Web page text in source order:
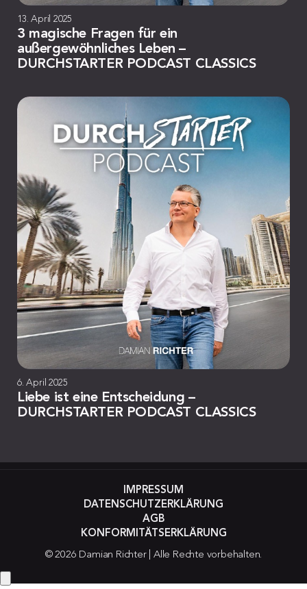
13. April 2025
3 magische Fragen für ein
außergewöhnliches Leben –
DURCHSTARTER PODCAST CLASSICS
6. April 2025
Liebe ist eine Entscheidung –
DURCHSTARTER PODCAST CLASSICS
© 2026 Damian Richter | Alle Rechte vorbehalten.
IMPRESSUM
DATENSCHUTZERKLÄRUNG
AGB
KONFORMITÄTSERKLÄRUNG